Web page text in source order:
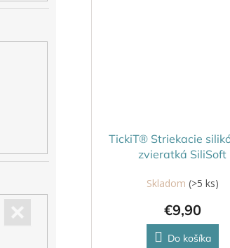
TickiT® Striekacie
zvieratká SiliSoft
Skladom (>5 ks)
€9,90
Do košíka